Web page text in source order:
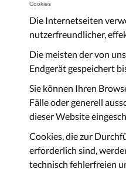
Cookies
Die Internetseiten
nutzerfreundlicher,
Die meisten der von
Endgerät gespeichert
Sie können Ihren
Fälle oder generell
dieser Website
Cookies, die zur
erforderlich sind,
technisch fehlerfreien